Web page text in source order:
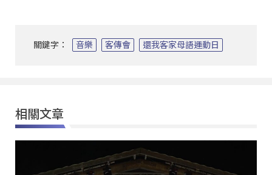
關鍵字： 音樂 客傳會 還我客家母語運動日
相關文章